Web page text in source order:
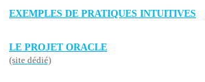
EXEMPLES DE PRATIQUES INTUITIVES
LE PROJET ORACLE
(site dédié)